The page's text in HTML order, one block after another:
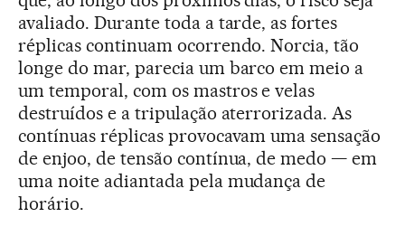
avaliado. Durante toda a tarde, as fortes
réplicas continuam ocorrendo. Norcia, tão
longe do mar, parecia um barco em meio a
um temporal, com os mastros e velas
destruídos e a tripulação aterrorizada. As
contínuas réplicas provocavam uma sensação
de enjoo, de tensão contínua, de medo — em
uma noite adiantada pela mudança de
horário.